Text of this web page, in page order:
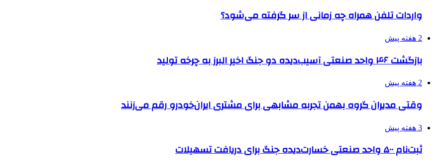
واردات تلفن همراه چه زمانی از سر گرفته می‌شود؟
2 هفته پیش
بازگشت ۴۶ واحد صنعتی آسیب‌دیده دو جنگ اخیر البرز به چرخه تولید
2 هفته پیش
وقتی مدیران گروه بهمن تجربه مشابهی برای مشتری ایران‌خودرو رقم می‌زنند
3 هفته پیش
ثبت‌نام ۵۰۰ واحد صنعتی خسارت‌دیده جنگ برای دریافت تسهیلات